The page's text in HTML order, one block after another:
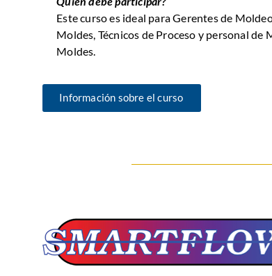
Este curso es ideal para Gerentes de
Moldes, Técnicos de Proceso y personal de
Moldes.
Información sobre el curso